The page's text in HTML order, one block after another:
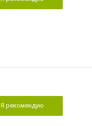
Я рекомендую